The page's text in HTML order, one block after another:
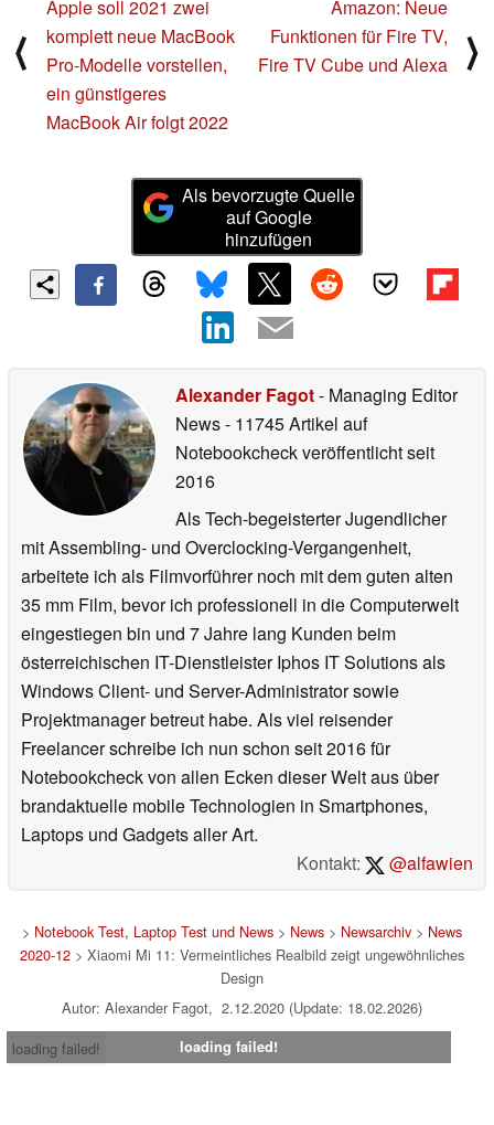
⟨
Apple soll 2021 zwei
komplett neue MacBook
Pro-Modelle vorstellen,
ein günstigeres
MacBook Air folgt 2022
Amazon: Neue
Funktionen für Fire TV,
Fire TV Cube und Alexa
⟩
Als bevorzugte Quelle
auf Google
hinzufügen
Alexander Fagot- Managing Editor
News- 11745 Artikel auf
Notebookcheck veröffentlichtseit
2016
Als Tech-begeisterter Jugendlicher
mit Assembling- und Overclocking-Vergangenheit,
arbeitete ich als Filmvorführer noch mit dem guten alten
35 mm Film, bevor ich professionell in die Computerwelt
eingestiegen bin und 7 Jahre lang Kunden beim
österreichischen IT-Dienstleister Iphos IT Solutions als
Windows Client- und Server-Administrator sowie
Projektmanager betreut habe. Als viel reisender
Freelancer schreibe ich nun schon seit 2016 für
Notebookcheck von allen Ecken dieser Welt aus über
brandaktuelle mobile Technologien in Smartphones,
Laptops und Gadgets aller Art.
Kontakt:
@alfawien
> Notebook Test, Laptop Test und News> News> Newsarchiv> News
2020-12> Xiaomi Mi 11: Vermeintliches Realbild zeigt ungewöhnliches
Design
Autor: Alexander Fagot, 2.12.2020 (Update: 18.02.2026)
loading failed!
loading failed!